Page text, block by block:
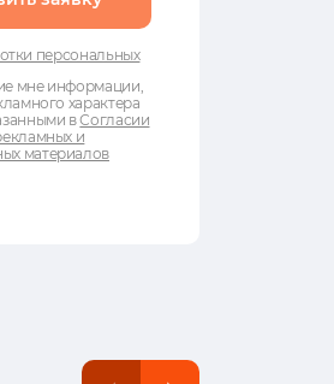
персональных
мне информации,
характера
вСогласии
и
материалов